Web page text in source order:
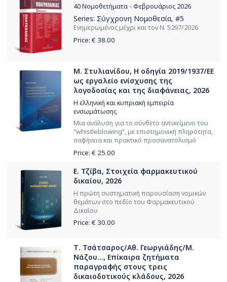
40 Νομοθετήματα - Φεβρουάριος 2026
Series: Σύγχρονη Νομοθεσία, #5
Ενημερωμένος μέχρι και τον Ν. 5297/2026
Price: € 38.00
Μ. Στυλιανίδου, Η οδηγία 2019/1937/ΕΕ
ως εργαλείο ενίσχυσης της
λογοδοσίας και της διαφάνειας, 2026
Η ελληνική και κυπριακή εμπειρία
ενσωμάτωσης
Μια ανάλυση για το σύνθετο αντικείμενο του
“whistleblowing”, με επιστημονική πληρότητα,
σαφήνεια και πρακτικό προσανατολισμό
Price: € 25.00
Ε. Τζίβα, Στοιχεία φαρμακευτικού
δικαίου, 2026
Η πρώτη συστηματική παρουσίαση νομικών
θεμάτων στο πεδίο του Φαρμακευτικού
Δικαίου
Price: € 30.00
Τ. Τσάτσαρος/Αθ. Γεωργιάδης/Μ.
Νάζου..., Επίκαιρα ζητήματα
παραγραφής στους τρεις
δικαιοδοτικούς κλάδους, 2026